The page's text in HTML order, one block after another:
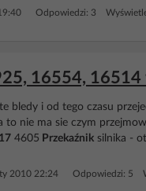
Odpowiedzi: 3
16554, 16514
bledy i od tego czasu
to nie ma sie czym
4605 Przekaźnik silnika -
2010 22:24 Odpowiedzi: 5